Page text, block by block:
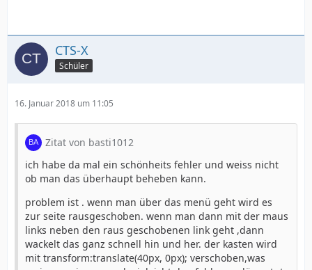
CTS-X
Schüler
16. Januar 2018 um 11:05
Zitat von basti1012
ich habe da mal ein schönheits fehler und weiss nicht
ob man das überhaupt beheben kann.
problem ist . wenn man über das menü geht wird es
zur seite rausgeschoben. wenn man dann mit der maus
links neben den raus geschobenen link geht ,dann
wackelt das ganz schnell hin und her. der kasten wird
mit transform:translate(40px, 0px); verschoben,was